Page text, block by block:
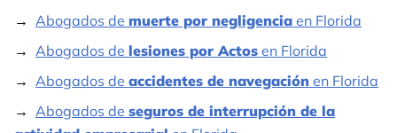
Abogados de muerte por negligencia en Florida
Abogados de lesiones por Actos en Florida
Abogados de accidentes de navegación en Florida
Abogados de seguros de interrupción de la